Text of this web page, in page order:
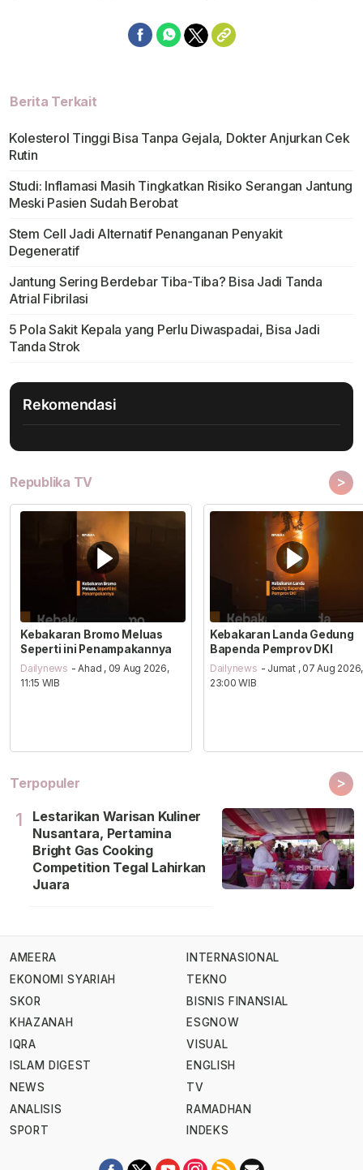
Berita Terkait
Kolesterol Tinggi Bisa Tanpa Gejala, Dokter Anjurkan Cek
Rutin
Studi: Inflamasi Masih Tingkatkan Risiko Serangan Jantung
Meski Pasien Sudah Berobat
Stem Cell Jadi Alternatif Penanganan Penyakit
Degeneratif
Jantung Sering Berdebar Tiba-Tiba? Bisa Jadi Tanda
Atrial Fibrilasi
5 Pola Sakit Kepala yang Perlu Diwaspadai, Bisa Jadi
Tanda Strok
Rekomendasi
Republika TV >
Kebakaran Bromo Meluas
Seperti ini Penampakannya
Dailynews - Ahad , 09 Aug 2026,
11:15 WIB
Kebakaran Landa Gedung
Bapenda Pemprov DKI
Dailynews - Jumat , 07 Aug 2026,
23:00 WIB
Terpopuler >
1
Lestarikan Warisan Kuliner
Nusantara, Pertamina
Bright Gas Cooking
Competition Tegal Lahirkan
Juara
AMEERA
EKONOMI SYARIAH
SKOR
KHAZANAH
IQRA
ISLAM DIGEST
NEWS
ANALISIS
SPORT
INTERNASIONAL
TEKNO
BISNIS FINANSIAL
ESGNOW
VISUAL
ENGLISH
TV
RAMADHAN
INDEKS